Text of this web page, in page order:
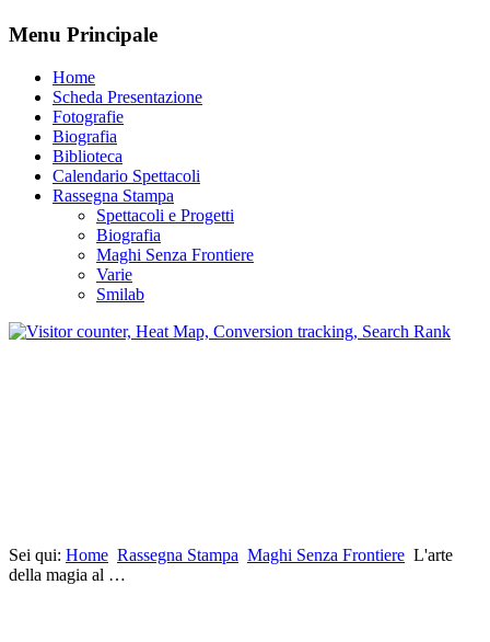
Menu Principale
Home
Scheda Presentazione
Fotografie
Biografia
Biblioteca
Calendario Spettacoli
Rassegna Stampa
Spettacoli e Progetti
Biografia
Maghi Senza Frontiere
Varie
Smilab
Sei qui: Home Rassegna Stampa Maghi Senza Frontiere L'arte
della magia al …